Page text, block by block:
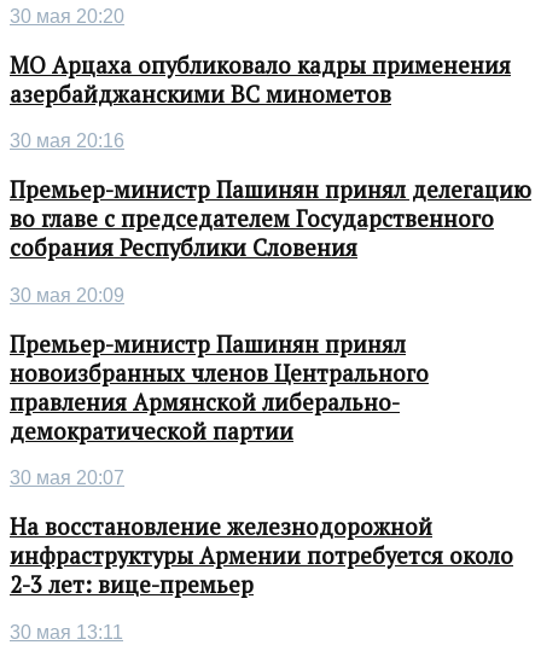
30 мая 20:20
МО Арцаха опубликовало кадры применения
азербайджанскими ВС минометов
30 мая 20:16
Премьер-министр Пашинян принял делегацию
во главе с председателем Государственного
собрания Республики Словения
30 мая 20:09
Премьер-министр Пашинян принял
новоизбранных членов Центрального
правления Армянской либерально-
демократической партии
30 мая 20:07
На восстановление железнодорожной
инфраструктуры Армении потребуется около
2-3 лет: вице-премьер
30 мая 13:11